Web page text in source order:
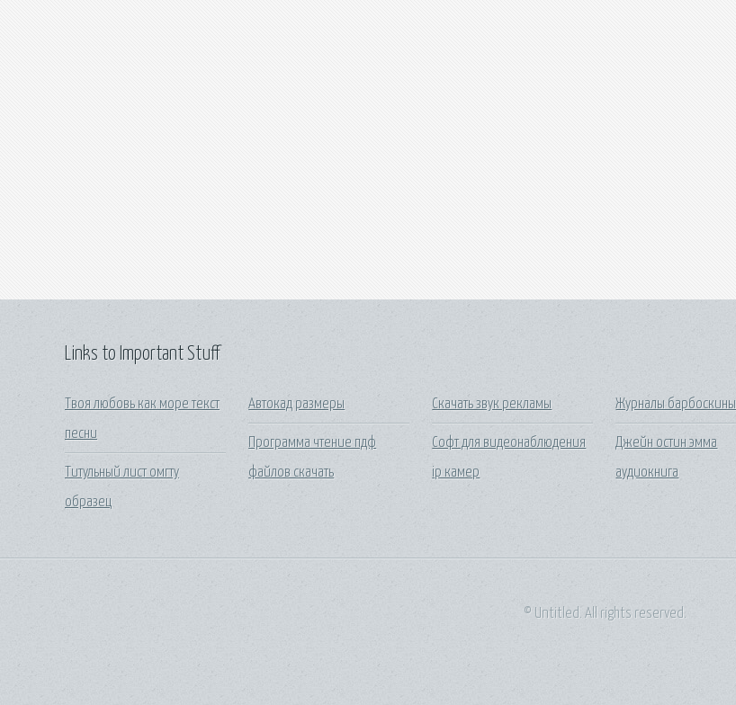
Links to Important Stuff
Твоя любовь как море текст
песни
Титульный лист омгту
образец
Автокад размеры
Программа чтение пдф
файлов скачать
Скачать звук рекламы
Софт для видеонаблюдения
ip камер
Журналы барбоскины
Джейн остин эмма
аудиокнига
© Untitled. All rights reserved.